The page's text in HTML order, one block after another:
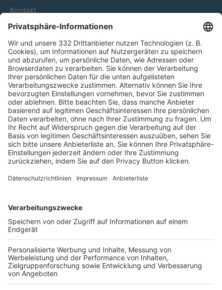
Kontakt
HÄUFIG BESUCHTE SEITEN
Pässe und Vereinswechsel
Trainerausbildung
Schulungsangebot Vereinsmitarbeiter
BFV-Geschäftsstellen
Trainerbörse
Login SpielPlus
FOLGE DEM BFV
TOP-VEREINE
TOP-PARTNER